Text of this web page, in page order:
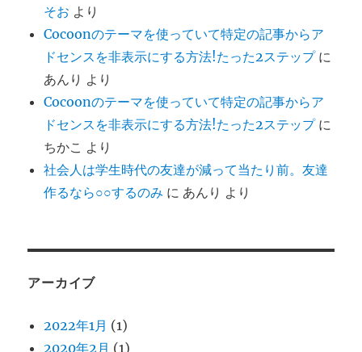
そお より
Cocoonのテーマを使っていて特定の記事からア
ドセンスを非表示にする方法!たった2ステップに
あんり より
Cocoonのテーマを使っていて特定の記事からア
ドセンスを非表示にする方法!たった2ステップに
ちかこ より
社会人は学生時代の友達が減って当たり前。友達
作るなら○○するのみ に あんり より
アーカイブ
2022年1月 (1)
2020年2月 (1)